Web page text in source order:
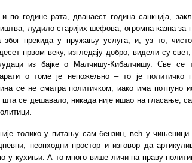
по године рата, дванаест година санкција,
лудило старијих шефова, огромна казна за
због прекида у пружању услуга, и, уз то, чисто
првом веку, изгледају добро, видели су
из бајке о Малчишу-Кибалчишу. Све се
о томе је непожељно – то је политичко
се не сматра политичком, иако има потпуно
шта се дешавало, никада није ишао на гласање,
толико у питању сам бензин, већ у чињеници
неопходни простор и изговор да
у кухињи. А то много више личи на праву